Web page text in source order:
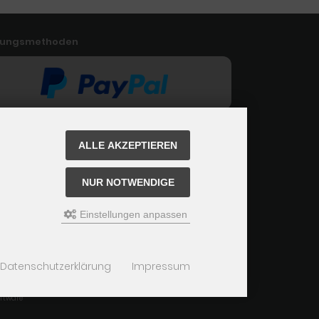
ALLE AKZEPTIEREN
NUR NOTWENDIGE
Einstellungen anpassen
Datenschutzerklärung Impressum